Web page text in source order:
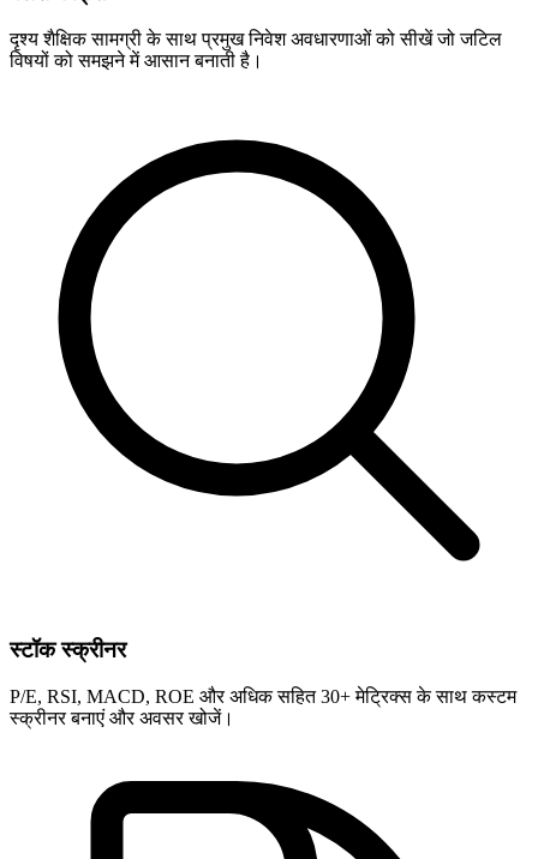
दृश्य शैक्षिक सामग्री के साथ प्रमुख निवेश अवधारणाओं को सीखें जो जटिल
विषयों को समझने में आसान बनाती है।
स्टॉक स्क्रीनर
P/E, RSI, MACD, ROE और अधिक सहित 30+ मेट्रिक्स के साथ कस्टम
स्क्रीनर बनाएं और अवसर खोजें।